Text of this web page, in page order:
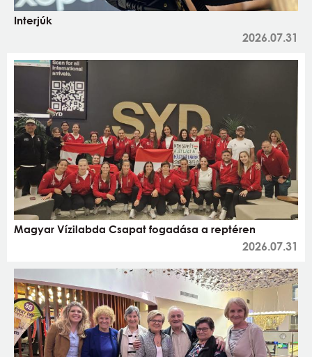
Interjúk
2026.07.31
Magyar Vízilabda Csapat fogadása a reptéren
2026.07.31